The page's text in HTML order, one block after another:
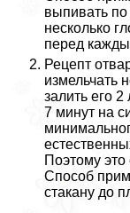
выпивать
несколько
перед
Рецепт
измельчать
залить его 2
7 минут на
Поэтому это
Способ
стакану до